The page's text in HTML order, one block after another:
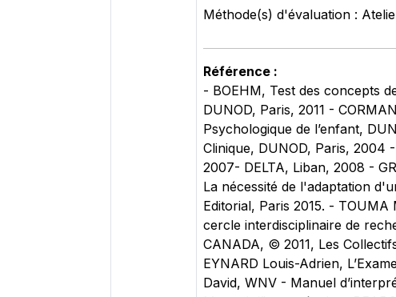
Méthode(s) d'évaluation :
Référence :
- BOEHM, Test des concepts
DUNOD, Paris, 2011 -
Psychologique de l’enfant,
Clinique, DUNOD, Paris, 2004 -
2007- DELTA, Liban, 2008 -
La nécessité de l'adaptation
Editorial, Paris 2015. -
cercle interdisciplinaire de
CANADA, © 2011, Les
EYNARD Louis-Adrien,
David, WNV - Manuel